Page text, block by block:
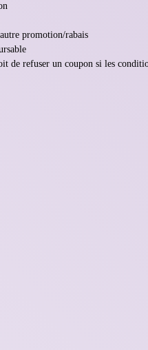
promotion/rabais
de refuser un coupon si les